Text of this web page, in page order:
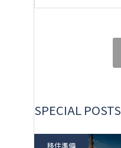
SPECIAL POSTS
移住準備